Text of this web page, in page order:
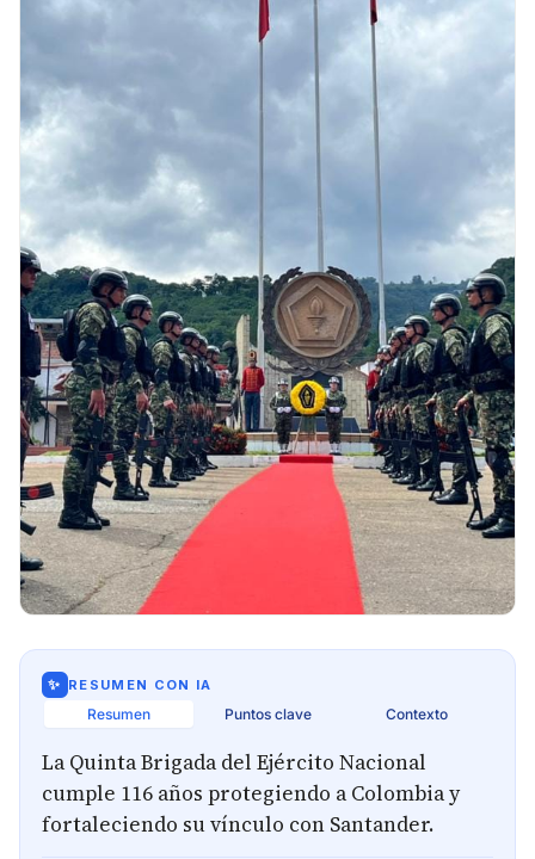
✨ RESUMEN CON IA
Resumen Puntos clave Contexto
La Quinta Brigada del Ejército Nacional
cumple 116 años protegiendo a Colombia y
fortaleciendo su vínculo con Santander.